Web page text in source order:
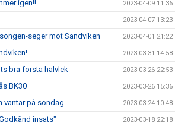
igen!! 2023-04-09 11:36
2023-04-07 13:23
seger mot Sandviken 2023-04-01 21:22
2023-03-31 14:58
bra första halvlek 2023-03-26 22:53
BK30 2023-03-26 15:36
väntar på söndag 2023-03-24 10:48
insats" 2023-03-18 22:18